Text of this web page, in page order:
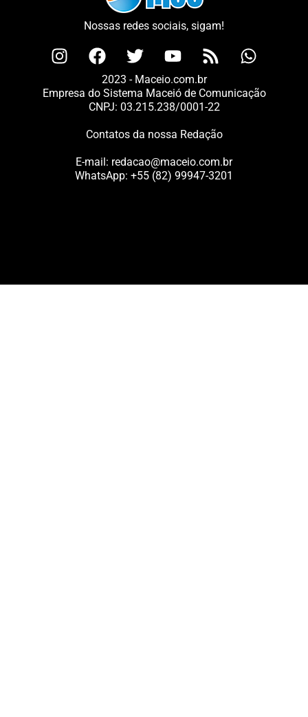
Nossas redes sociais, sigam!
2023 - Maceio.com.br
Empresa do Sistema Maceió de Comunicação
CNPJ: 03.215.238/0001-22
Contatos da nossa Redação
E-mail: redacao@maceio.com.br
WhatsApp: +55 (82) 99947-3201